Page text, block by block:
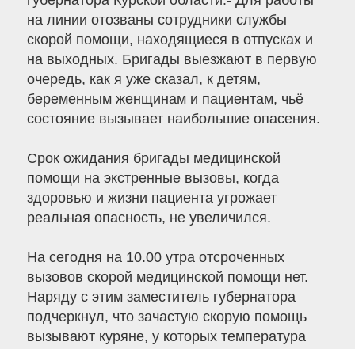
на линии отозваны сотрудники службы
скорой помощи, находящиеся в отпусках и
на выходных. Бригады выезжают в первую
очередь, как я уже сказал, к детям,
беременным женщинам и пациентам, чьё
состояние вызывает наибольшие опасения.
Срок ожидания бригады медицинской
помощи на экстренные вызовы, когда
здоровью и жизни пациента угрожает
реальная опасность, не увеличился.
На сегодня на 10.00 утра отсроченных
вызовов скорой медицинской помощи нет.
Наряду с этим заместитель губернатора
подчеркнул, что зачастую скорую помощь
вызывают куряне, у которых температура